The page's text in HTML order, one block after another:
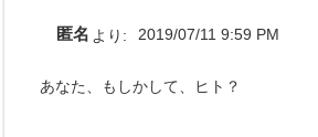
匿名 より: 2019/07/11 9:59 PM
あなた、もしかして、ヒト？